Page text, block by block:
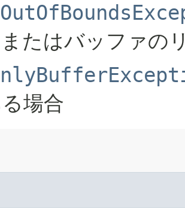
たはバッファの
場合